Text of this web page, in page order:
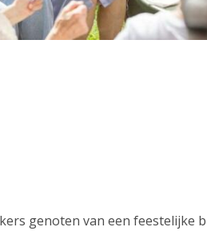
genoten van een feestelijke